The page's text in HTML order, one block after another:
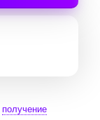
получение